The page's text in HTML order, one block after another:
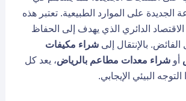
الجديدة على الموارد الطبيعية. تعتبر هذه
الدائري الذي يهدف إلى الحفاظ
الفائض. بالإنتقال إلى شراء مكيفات
أو شراء معدات مطاعم بالرياض، يعد كل
البيئي الإيجابي.